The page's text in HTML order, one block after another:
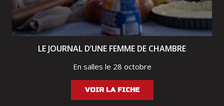
LE JOURNAL D’UNE FEMME DE CHAMBRE
En salles le 28 octobre
VOIR LA FICHE